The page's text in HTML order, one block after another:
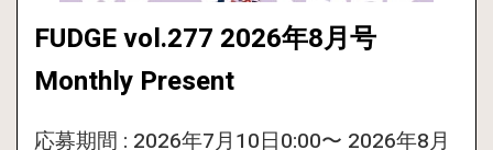
FUDGE vol.277 2026年8月号
Monthly Present
応募期間 : 2026年7月10日0:00〜 2026年8月